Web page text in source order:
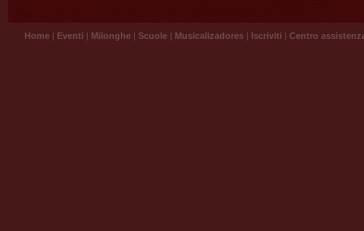
Home | Eventi | Milonghe | Scuole | Musicalizadores | Iscriviti | Centro